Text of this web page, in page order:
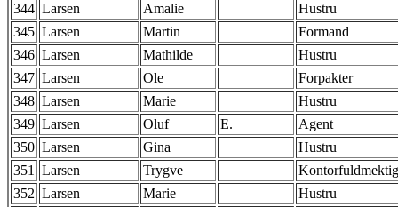
344 Larsen Amalie
Hustru
345 Larsen Martin
Formand
346 Larsen Mathilde
Hustru
347 Larsen Ole
Forpakter
348 Larsen Marie
Hustru
349 Larsen Oluf E.
Agent
350 Larsen Gina
Hustru
351 Larsen Trygve
Kontorfuldmektig
352 Larsen Marie
Hustru